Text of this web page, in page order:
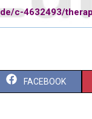
c-4632493/
FACEBOOK